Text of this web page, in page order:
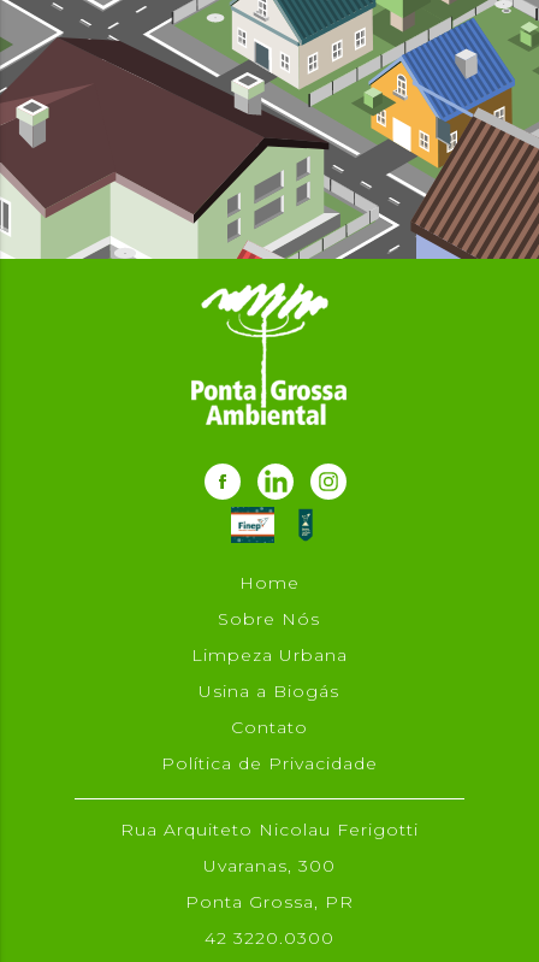
Home
Sobre Nós
Limpeza Urbana
Usina a Biogás
Contato
Política de Privacidade
Rua Arquiteto Nicolau Ferigotti
Uvaranas, 300
Ponta Grossa, PR
42 3220.0300